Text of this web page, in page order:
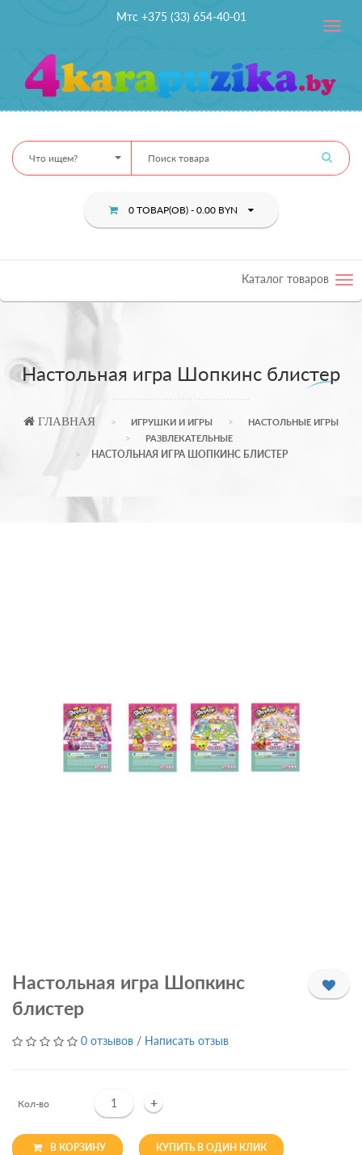
Мтс +375 (33) 654-40-01
Toggle
Что ищем?
0 ТОВАР(ОВ) - 0.00 BYN
Каталог товаров
Настольная игра Шопкинс блистер
ГЛАВНАЯ ИГРУШКИ И ИГРЫ
НАСТОЛЬНЫЕ ИГРЫ
РАЗВЛЕКАТЕЛЬНЫЕ
НАСТОЛЬНАЯ ИГРА ШОПКИНС БЛИСТЕР
Настольная игра Шопкинс
блистер
0 отзывов / Написать отзыв
Кол-во +
В КОРЗИНУ КУПИТЬ В ОДИН КЛИК